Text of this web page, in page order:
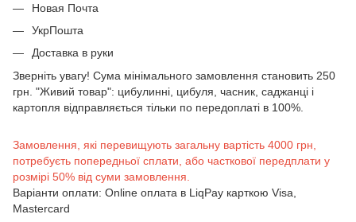
Новая Почта
УкрПошта
Доставка в руки
Зверніть увагу! Сума мінімального замовлення становить 250
грн. "Живий товар": цибулинні, цибуля, часник, саджанці і
картопля відправляється тільки по передоплаті в 100%.
Замовлення, які перевищують загальну вартість 4000 грн,
потребуєть попередньої сплати, або часткової передплати у
розмірі 50% від суми замовлення.
Варіанти оплати: Online оплата в LiqPay карткою Visa,
Mastercard